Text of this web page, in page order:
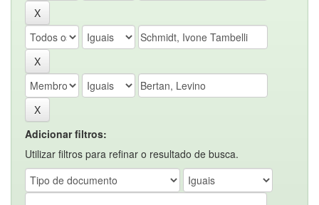
Adicionar filtros:
Utilizar filtros para refinar o resultado de busca.